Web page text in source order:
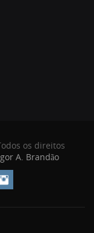
os direitos
A. Brandão